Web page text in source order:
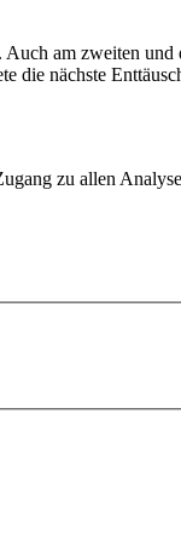
Auch am zweiten
die nächste
zu allen